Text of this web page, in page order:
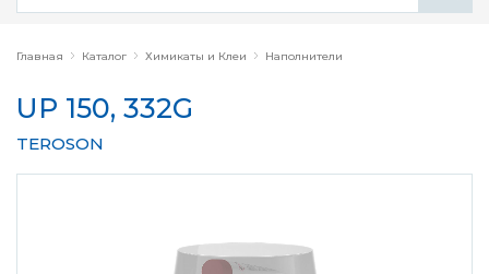
Главная Каталог Химикаты и Клеи Наполнители
UP 150, 332G
TEROSON
Оборудование